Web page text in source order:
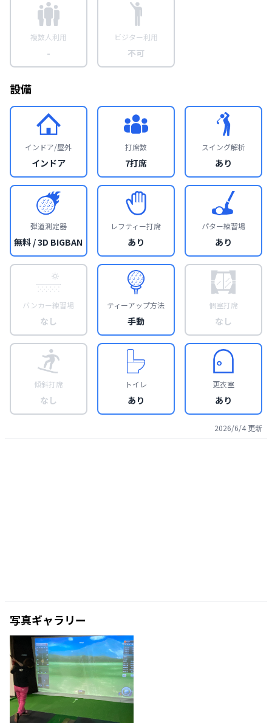
複数人利用
-
ビジター利用
不可
設備
インドア/屋外
インドア
打席数
7打席
スイング解析
あり
弾道測定器
無料 / 3D BIGBAN
レフティー打席
あり
パター練習場
あり
バンカー練習場
なし
ティーアップ方法
手動
個室打席
なし
傾斜打席
なし
トイレ
あり
更衣室
あり
2026/6/4 更新
写真ギャラリー